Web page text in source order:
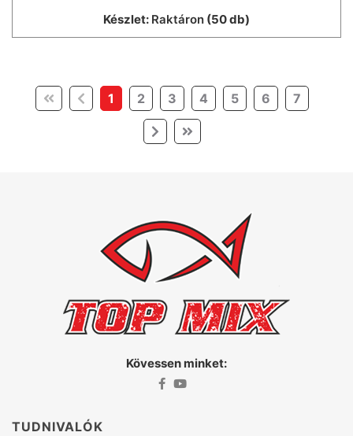
Készlet: Raktáron (50 db)
1 (current)
2 3 4 5 6 7
Kövessen minket:
TUDNIVALÓK